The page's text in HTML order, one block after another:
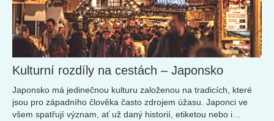
Kulturní rozdíly na cestách – Japonsko
Japonsko má jedinečnou kulturu založenou na tradicích, které
jsou pro západního člověka často zdrojem úžasu. Japonci ve
všem spatřují význam, ať už daný historií, etiketou nebo i